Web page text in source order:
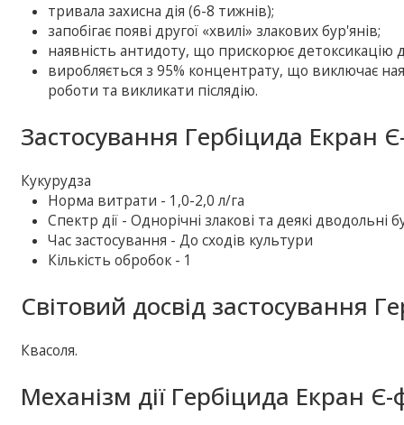
тривала захисна дія (6-8 тижнів);
запобігає появі другої «хвилі» злакових бур'янів;
наявність антидоту, що прискорює детоксикацію
виробляється з 95% концентрату, що виключає
роботи та викликати післядію.
Застосування Гербіцида Екран
Кукурудза
Норма витрати - 1,0-2,0 л/га
Спектр дії - Однорічні злакові та деякі дводольні
Час застосування - До сходів культури
Кількість обробок - 1
Світовий досвід застосування
Квасоля.
Механізм дії Гербіцида Екран